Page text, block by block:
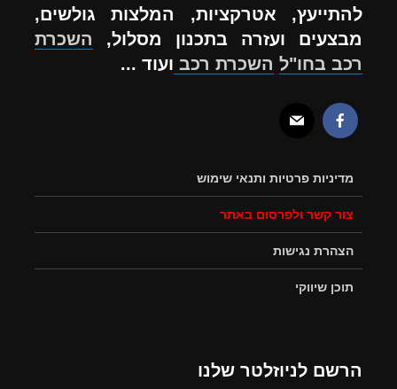
להתייעץ, אטרקציות, המלצות גולשים,
מבצעים ועזרה בתכנון מסלול, השכרת
רכב בחו"ל השכרת רכב ועוד ...
מדיניות פרטיות ותנאי שימוש
צור קשר ולפרסום באתר
הצהרת נגישות
תוכן שיווקי
הרשם לניוזלטר שלנו